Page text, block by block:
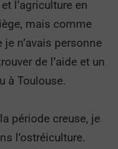
l’agriculture en
mais comme
je n’avais personne
de l’aide et un
à Toulouse.
période creuse, je
l’ostréiculture.